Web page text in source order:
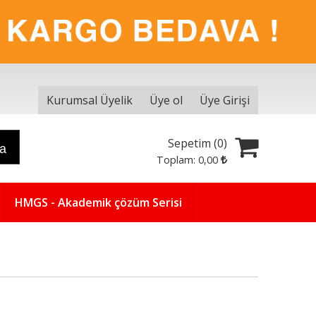
Kurumsal Üyelik Üye ol Üye Girişi
Sepetim (0)
Toplam:0,00
HMGS - Akademik çözüm Serisi